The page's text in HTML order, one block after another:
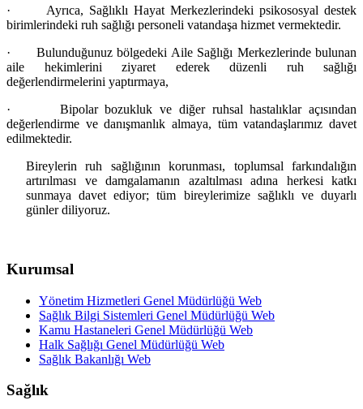
·
Ayrıca, Sağlıklı Hayat Merkezlerindeki psikososyal destek
birimlerindeki ruh sağlığı personeli vatandaşa hizmet vermektedir.
·
Bulunduğunuz bölgedeki Aile Sağlığı Merkezlerinde bulunan
aile hekimlerini ziyaret ederek düzenli ruh sağlığı
değerlendirmelerini yaptırmaya,
·
Bipolar bozukluk ve diğer ruhsal hastalıklar açısından
değerlendirme ve danışmanlık almaya, tüm vatandaşlarımız davet
edilmektedir.
Bireylerin ruh sağlığının korunması, toplumsal farkındalığın
artırılması ve damgalamanın azaltılması adına herkesi katkı
sunmaya davet ediyor; tüm bireylerimize sağlıklı ve duyarlı
günler diliyoruz.
Kurumsal
Yönetim Hizmetleri Genel Müdürlüğü Web
Sağlık Bilgi Sistemleri Genel Müdürlüğü Web
Kamu Hastaneleri Genel Müdürlüğü Web
Halk Sağlığı Genel Müdürlüğü Web
Sağlık Bakanlığı Web
Sağlık